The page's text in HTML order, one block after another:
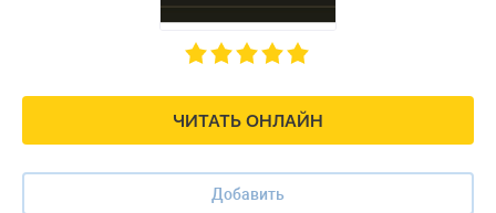
ЧИТАТЬ ОНЛАЙН
Добавить